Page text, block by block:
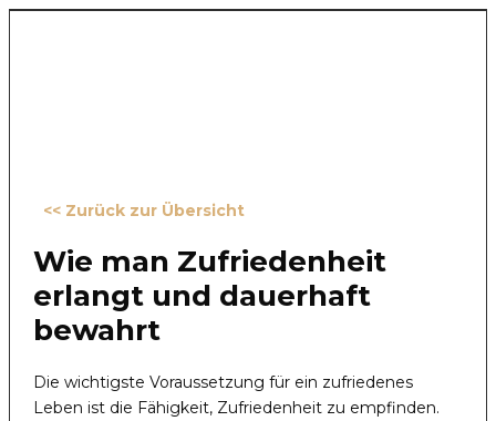
<< Zurück zur Übersicht
Wie man Zufriedenheit
erlangt und dauerhaft
bewahrt
Die wichtigste Voraussetzung für ein zufriedenes
Leben ist die Fähigkeit, Zufriedenheit zu empfinden.